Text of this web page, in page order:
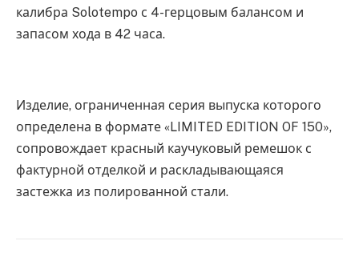
калибра Solotempo с 4-герцовым балансом и
запасом хода в 42 часа.
Изделие, ограниченная серия выпуска которого
определена в формате «LIMITED EDITION OF 150»,
сопровождает красный каучуковый ремешок с
фактурной отделкой и раскладывающаяся
застежка из полированной стали.